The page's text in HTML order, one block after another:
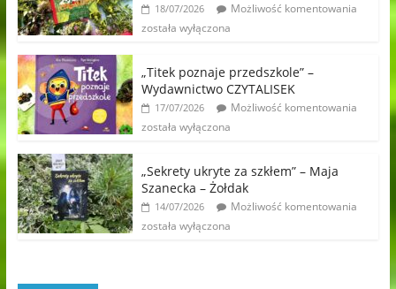
18/07/2026
Możliwość komentowania
została wyłączona
„Titek poznaje przedszkole” –
Wydawnictwo CZYTALISEK
17/07/2026
Możliwość komentowania
została wyłączona
„Sekrety ukryte za szkłem” – Maja
Szanecka – Żołdak
14/07/2026
Możliwość komentowania
została wyłączona